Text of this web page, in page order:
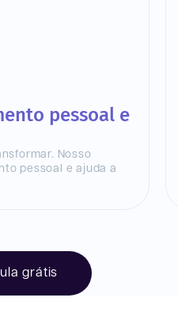
pessoal e
Nosso
pessoal e ajuda a
grátis